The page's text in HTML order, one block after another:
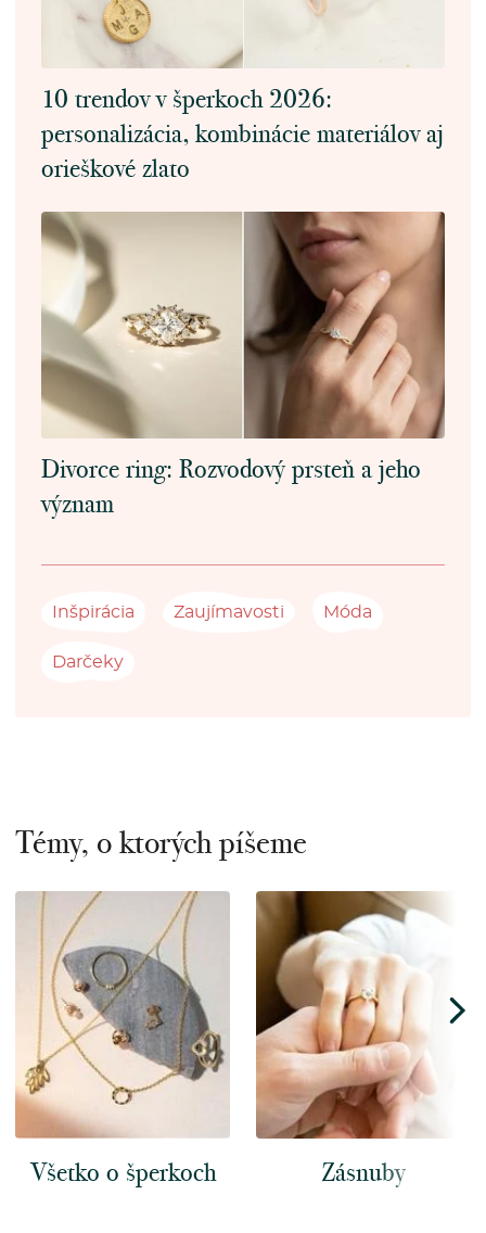
10 trendov v šperkoch 2026:
personalizácia, kombinácie materiálov aj
orieškové zlato
Divorce ring: Rozvodový prsteň a jeho
význam
Inšpirácia Zaujímavosti Móda
Darčeky
Témy, o ktorých píšeme
Všetko o šperkoch Zásnuby